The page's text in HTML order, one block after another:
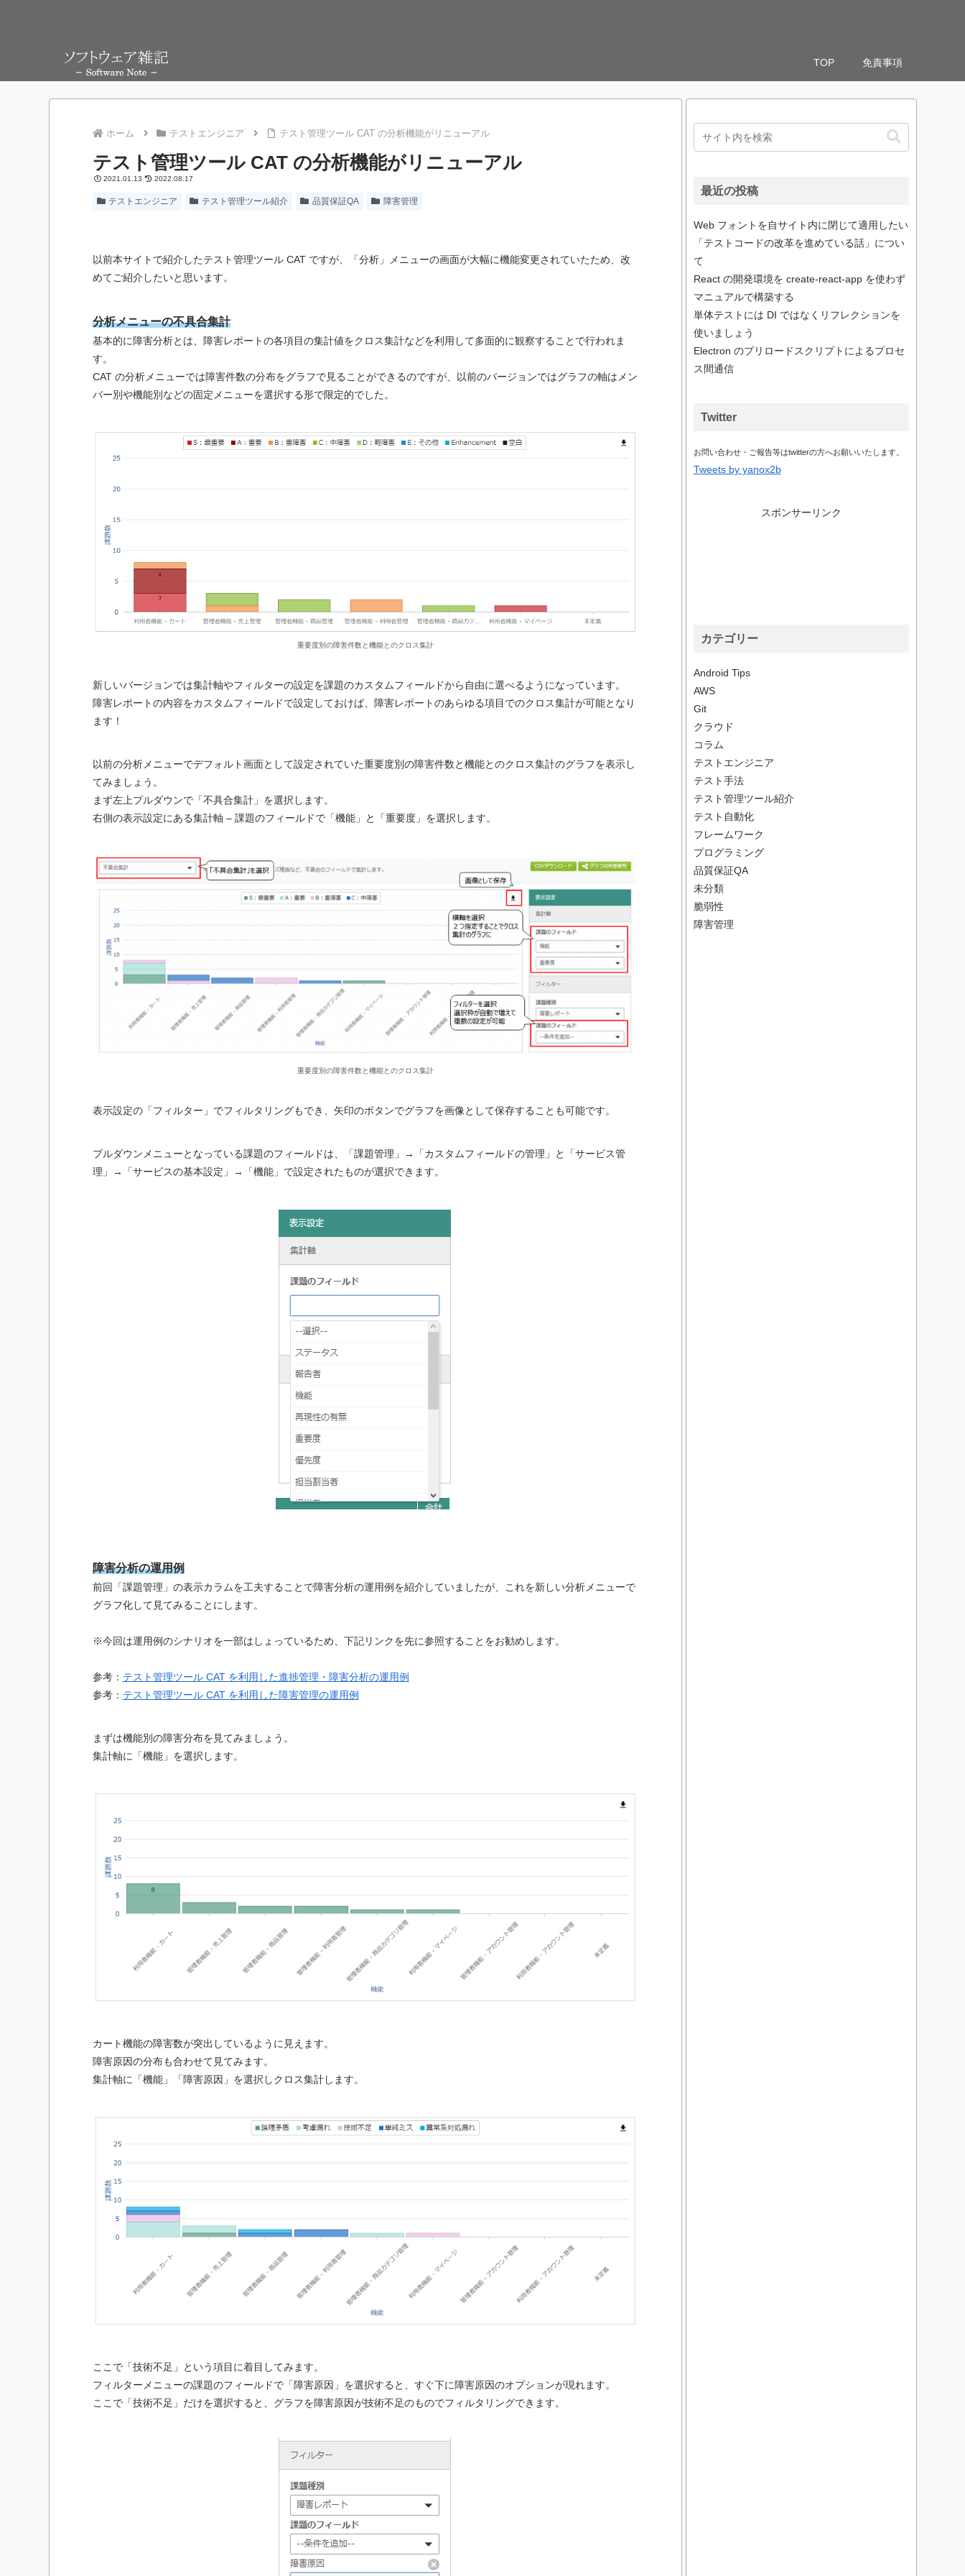
TOP 免責事項
ホーム テストエンジニア テスト管理ツール CAT の分析機能がリニューアル
テスト管理ツール CAT の分析機能がリニューアル
2021.01.13 2022.08.17
テストエンジニア テスト管理ツール紹介 品質保証QA 障害管理
以前本サイトで紹介したテスト管理ツール CAT ですが、「分析」メニューの画面が大幅に機能変更されていたため、改
めてご紹介したいと思います。
分析メニューの不具合集計
基本的に障害分析とは、障害レポートの各項目の集計値をクロス集計などを利用して多面的に観察することで行われま
す。
CAT の分析メニューでは障害件数の分布をグラフで見ることができるのですが、以前のバージョンではグラフの軸はメン
バー別や機能別などの固定メニューを選択する形で限定的でした。
重要度別の障害件数と機能とのクロス集計
新しいバージョンでは集計軸やフィルターの設定を課題のカスタムフィールドから自由に選べるようになっています。
障害レポートの内容をカスタムフィールドで設定しておけば、障害レポートのあらゆる項目でのクロス集計が可能となり
ます！
以前の分析メニューでデフォルト画面として設定されていた重要度別の障害件数と機能とのクロス集計のグラフを表示し
てみましょう。
まず左上プルダウンで「不具合集計」を選択します。
右側の表示設定にある集計軸 – 課題のフィールドで「機能」と「重要度」を選択します。
重要度別の障害件数と機能とのクロス集計
表示設定の「フィルター」でフィルタリングもでき、矢印のボタンでグラフを画像として保存することも可能です。
プルダウンメニューとなっている課題のフィールドは、「課題管理」→「カスタムフィールドの管理」と「サービス管
理」→「サービスの基本設定」→「機能」で設定されたものが選択できます。
障害分析の運用例
前回「課題管理」の表示カラムを工夫することで障害分析の運用例を紹介していましたが、これを新しい分析メニューで
グラフ化して見てみることにします。
※今回は運用例のシナリオを一部はしょっているため、下記リンクを先に参照することをお勧めします。
参考： テスト管理ツール CAT を利用した進捗管理・障害分析の運用例
参考： テスト管理ツール CAT を利用した障害管理の運用例
まずは機能別の障害分布を見てみましょう。
集計軸に「機能」を選択します。
カート機能の障害数が突出しているように見えます。
障害原因の分布も合わせて見てみます。
集計軸に「機能」「障害原因」を選択しクロス集計します。
ここで「技術不足」という項目に着目してみます。
フィルターメニューの課題のフィールドで「障害原因」を選択すると、すぐ下に障害原因のオプションが現れます。
ここで「技術不足」だけを選択すると、グラフを障害原因が技術不足のものでフィルタリングできます。
最近の投稿
Web フォントを自サイト内に閉じて適用したい
「テストコードの改革を進めている話」につい
て
React の開発環境を create-react-app を使わず
マニュアルで構築する
単体テストには DI ではなくリフレクションを
使いましょう
Electron のプリロードスクリプトによるプロセ
ス間通信
Twitter
お問い合わせ・ご報告等はtwitterの方へお願いいたします。
Tweets by yanox2b
スポンサーリンク
カテゴリー
Android Tips
AWS
Git
クラウド
コラム
テストエンジニア
テスト手法
テスト管理ツール紹介
テスト自動化
フレームワーク
プログラミング
品質保証QA
未分類
脆弱性
障害管理